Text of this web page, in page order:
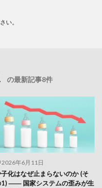
い。
の最新記事8件
2026年6月11日
化はなぜ止まらないのか (そ
1) ―― 国家システムの歪みが生